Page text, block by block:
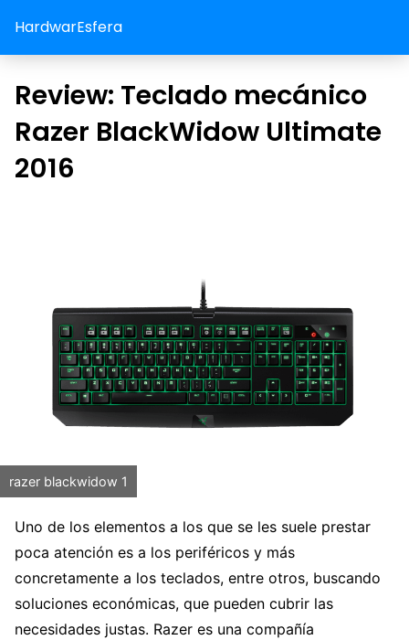
HardwarEsfera
Review: Teclado mecánico
Razer BlackWidow Ultimate
2016
razer blackwidow 1
Uno de los elementos a los que se les suele prestar
poca atención es a los periféricos y más
concretamente a los teclados, entre otros, buscando
soluciones económicas, que pueden cubrir las
necesidades justas. Razer es una compañía